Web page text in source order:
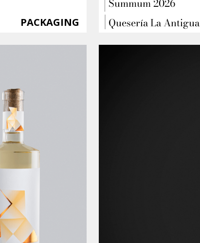
PACKAGING
Summum 2026
Quesería La Antigua